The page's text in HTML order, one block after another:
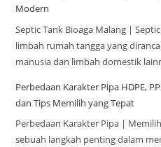
Modern
Septic Tank Bioaga Malang |
limbah rumah tangga yang
manusia dan limbah domestik
Perbedaan Karakter Pipa HDPE,
dan Tips Memilih yang Tepat
Perbedaan Karakter Pipa |
sebuah langkah penting dalam